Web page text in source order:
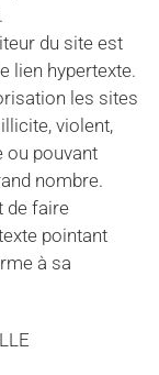
du site est
lien hypertexte.
les sites
violent,
ou pouvant
nombre.
de faire
pointant
à sa